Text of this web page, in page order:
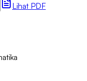
Lihat PDF